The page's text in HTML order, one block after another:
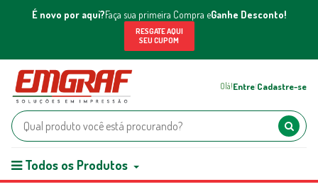
É novo por aqui?Faça sua primeira Compra eGanhe Desconto!
RESGATE AQUI
SEU CUPOM
Olá!Entre|Cadastre-se
Todos os Produtos